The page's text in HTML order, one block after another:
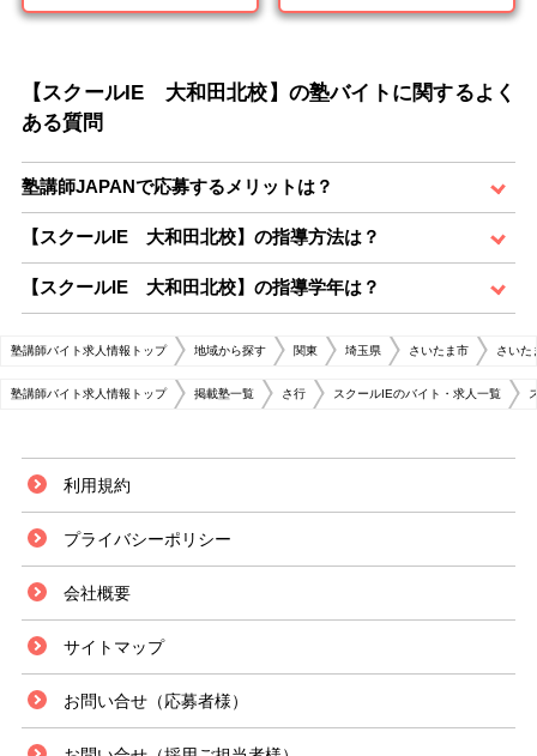
【スクールIE 大和田北校】の塾バイトに関するよく
ある質問
塾講師JAPANで応募するメリットは？
【スクールIE 大和田北校】の指導方法は？
【スクールIE 大和田北校】の指導学年は？
塾講師バイト求人情報トップ 地域から探す 関東 埼玉県 さいたま市 さいた
塾講師バイト求人情報トップ 掲載塾一覧 さ行 スクールIEのバイト・求人一覧
利用規約
プライバシーポリシー
会社概要
サイトマップ
お問い合せ（応募者様）